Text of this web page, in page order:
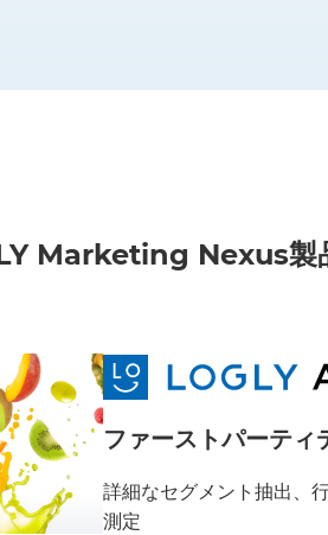
Marketing Nexus製
ファーストパーティ
詳細なセグメント抽出、
測定